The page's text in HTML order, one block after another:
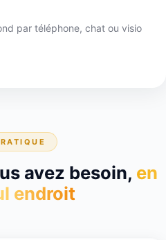
par téléphone, chat ou visio
avez besoin, en
endroit